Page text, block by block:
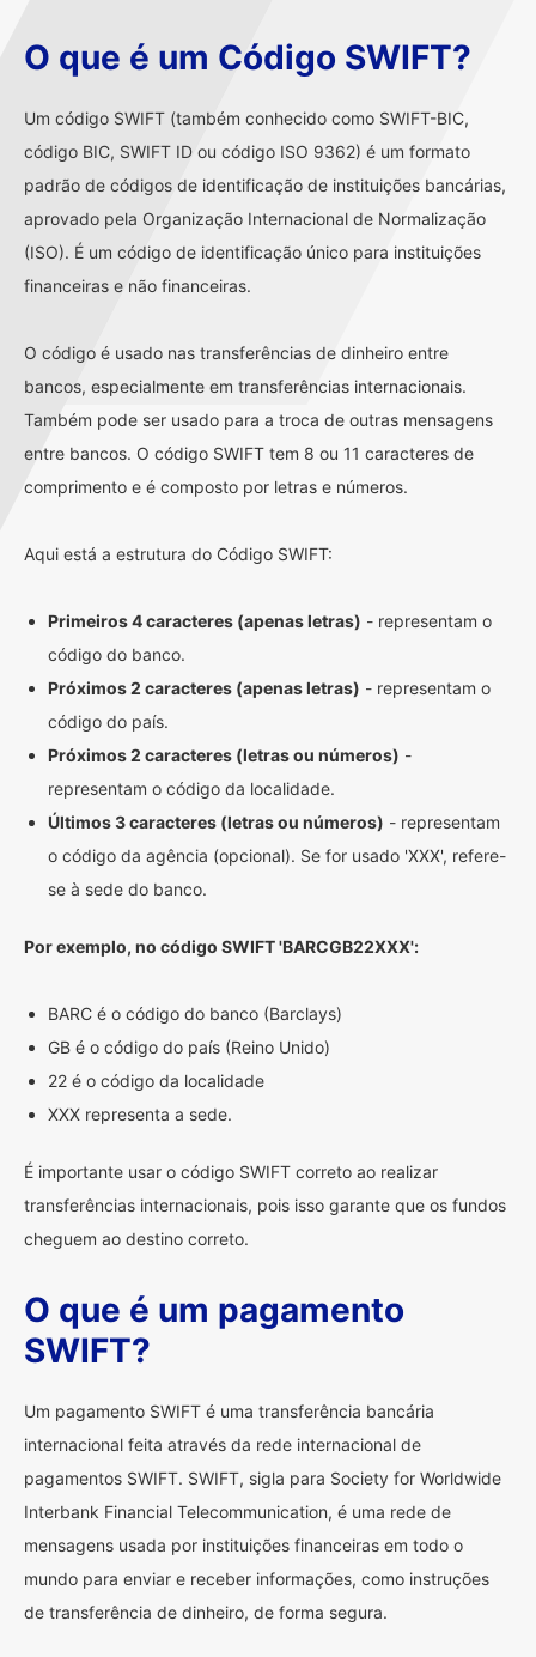
O que é um Código SWIFT?
Um código SWIFT (também conhecido como SWIFT-BIC,
código BIC, SWIFT ID ou código ISO 9362) é um formato
padrão de códigos de identificação de instituições bancárias,
aprovado pela Organização Internacional de Normalização
(ISO). É um código de identificação único para instituições
financeiras e não financeiras.
O código é usado nas transferências de dinheiro entre
bancos, especialmente em transferências internacionais.
Também pode ser usado para a troca de outras mensagens
entre bancos. O código SWIFT tem 8 ou 11 caracteres de
comprimento e é composto por letras e números.
Aqui está a estrutura do Código SWIFT:
Primeiros 4 caracteres (apenas letras) - representam o
código do banco.
Próximos 2 caracteres (apenas letras) - representam o
código do país.
Próximos 2 caracteres (letras ou números) -
representam o código da localidade.
Últimos 3 caracteres (letras ou números) - representam
o código da agência (opcional). Se for usado 'XXX', refere-
se à sede do banco.
Por exemplo, no código SWIFT 'BARCGB22XXX':
BARC é o código do banco (Barclays)
GB é o código do país (Reino Unido)
22 é o código da localidade
XXX representa a sede.
É importante usar o código SWIFT correto ao realizar
transferências internacionais, pois isso garante que os fundos
cheguem ao destino correto.
O que é um pagamento
SWIFT?
Um pagamento SWIFT é uma transferência bancária
internacional feita através da rede internacional de
pagamentos SWIFT. SWIFT, sigla para Society for Worldwide
Interbank Financial Telecommunication, é uma rede de
mensagens usada por instituições financeiras em todo o
mundo para enviar e receber informações, como instruções
de transferência de dinheiro, de forma segura.